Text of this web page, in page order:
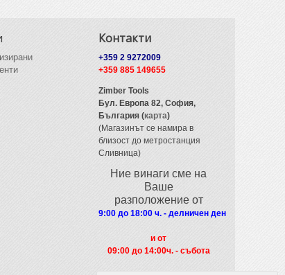
Контакти
+359 2 9272009
+359 885 149655
Zimber Tools
Бул. Европа 82,София,
България (карта)
(Магазинът се намира в
близост до метростанция
Сливница)
Ние винаги сме на
Ваше
разположение от
9:00 до 18:00 ч. - делничен ден
и от
09:00 до 14:00ч. - събота